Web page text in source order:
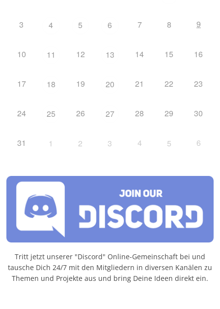
3 4 5 6 7 8 9
10 11 12 13 14 15 16
17 18 19 20 21 22 23
24 25 26 27 28 29 30
31 1 2 3 4 5 6
Tritt jetzt unserer "Discord" Online-Gemeinschaft bei und
tausche Dich 24/7 mit den Mitgliedern in diversen Kanälen zu
Themen und Projekte aus und bring Deine Ideen direkt ein.